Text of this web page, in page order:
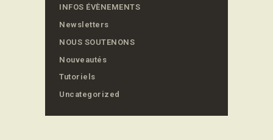
INFOS ÉVÈNEMENTS
Newsletters
NOUS SOUTENONS
Nouveautés
Tutoriels
Uncategorized